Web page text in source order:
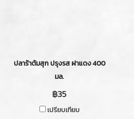
ปลาร้าต้มสุก ปรุงรส ฝาแดง 400
มล.
฿35
เปรียบเทียบ